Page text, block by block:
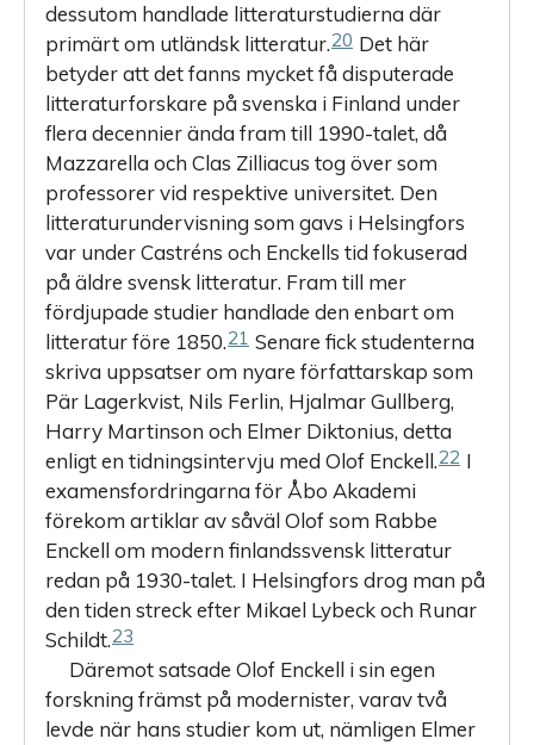
dessutom handlade litteraturstudierna där
primärt om utländsk litteratur.20 Det här
betyder att det fanns mycket få disputerade
litteraturforskare på svenska i Finland under
flera decennier ända fram till 1990-talet, då
Mazzarella och Clas Zilliacus tog över som
professorer vid respektive universitet. Den
litteraturundervisning som gavs i Helsingfors
var under ­Castréns och Enckells tid fokuserad
på äldre svensk litteratur. Fram till mer
fördjupade studier handlade den enbart om
litteratur före 1850.21 Senare fick studenterna
skriva uppsatser om nyare författarskap som
Pär Lagerkvist, Nils Ferlin, Hjalmar Gullberg,
Harry Martinson och Elmer Diktonius, detta
enligt en tidningsintervju med Olof Enckell.22 I
examensfordringarna för Åbo Akademi
förekom artiklar av såväl Olof som Rabbe
Enckell om modern finlandssvensk litteratur
redan på 1930-talet. I Helsingfors drog man på
den tiden streck efter Mikael Lybeck och Runar
Schildt.23
Däremot satsade Olof Enckell i sin egen
forskning främst på modernister, varav två
levde när hans studier kom ut, nämligen Elmer